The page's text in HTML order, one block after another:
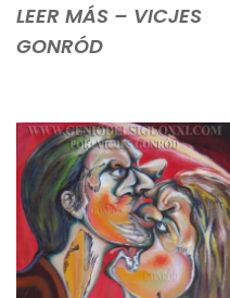
LEER MÁS – VICJES
GONRÓD